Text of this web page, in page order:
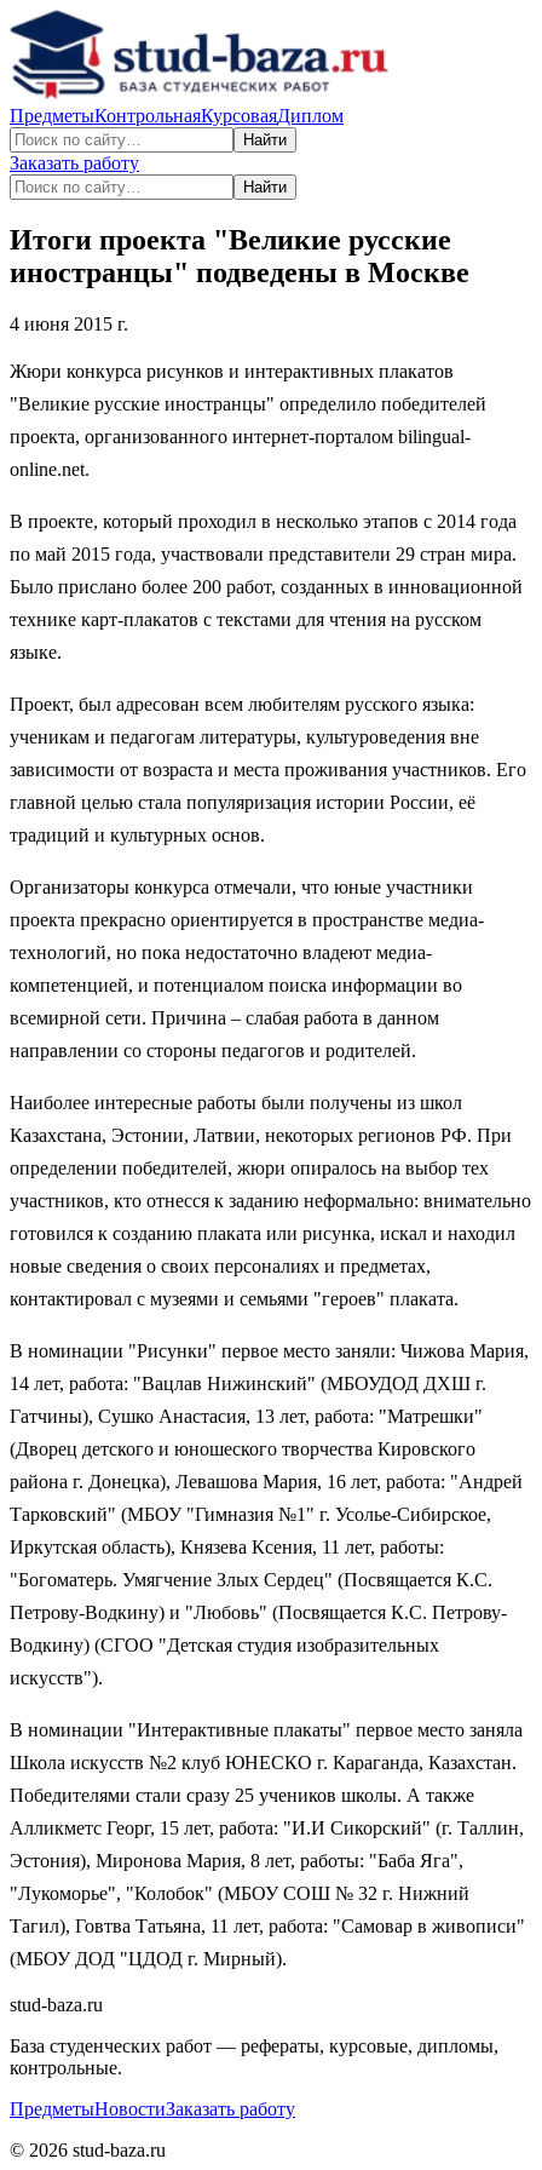
ПредметыКонтрольнаяКурсоваяДиплом
Найти
Заказать работу
Найти
Итоги проекта "Великие русские
иностранцы" подведены в Москве
4 июня 2015 г.
Жюри конкурса рисунков и интерактивных плакатов
"Великие русские иностранцы" определило победителей
проекта, организованного интернет-порталом bilingual-
online.net.
В проекте, который проходил в несколько этапов с 2014 года
по май 2015 года, участвовали представители 29 стран мира.
Было прислано более 200 работ, созданных в инновационной
технике карт-плакатов с текстами для чтения на русском
языке.
Проект, был адресован всем любителям русского языка:
ученикам и педагогам литературы, культуроведения вне
зависимости от возраста и места проживания участников. Его
главной целью стала популяризация истории России, её
традиций и культурных основ.
Организаторы конкурса отмечали, что юные участники
проекта прекрасно ориентируется в пространстве медиа-
технологий, но пока недостаточно владеют медиа-
компетенцией, и потенциалом поиска информации во
всемирной сети. Причина – слабая работа в данном
направлении со стороны педагогов и родителей.
Наиболее интересные работы были получены из школ
Казахстана, Эстонии, Латвии, некоторых регионов РФ. При
определении победителей, жюри опиралось на выбор тех
участников, кто отнесся к заданию неформально: внимательно
готовился к созданию плаката или рисунка, искал и находил
новые сведения о своих персоналиях и предметах,
контактировал с музеями и семьями "героев" плаката.
В номинации "Рисунки" первое место заняли: Чижова Мария,
14 лет, работа: "Вацлав Нижинский" (МБОУДОД ДХШ г.
Гатчины), Сушко Анастасия, 13 лет, работа: "Матрешки"
(Дворец детского и юношеского творчества Кировского
района г. Донецка), Левашова Мария, 16 лет, работа: "Андрей
Тарковский" (МБОУ "Гимназия №1" г. Усолье-Сибирское,
Иркутская область), Князева Ксения, 11 лет, работы:
"Богоматерь. Умягчение Злых Сердец" (Посвящается К.С.
Петрову-Водкину) и "Любовь" (Посвящается К.С. Петрову-
Водкину) (СГОО "Детская студия изобразительных
искусств").
В номинации "Интерактивные плакаты" первое место заняла
Школа искусств №2 клуб ЮНЕСКО г. Караганда, Казахстан.
Победителями стали сразу 25 учеников школы. А также
Алликметс Георг, 15 лет, работа: "И.И Сикорский" (г. Таллин,
Эстония), Миронова Мария, 8 лет, работы: "Баба Яга",
"Лукоморье", "Колобок" (МБОУ СОШ № 32 г. Нижний
Тагил), Говтва Татьяна, 11 лет, работа: "Самовар в живописи"
(МБОУ ДОД "ЦДОД г. Мирный).
stud-baza.ru
База студенческих работ — рефераты, курсовые, дипломы,
контрольные.
ПредметыНовостиЗаказать работу
© 2026 stud-baza.ru